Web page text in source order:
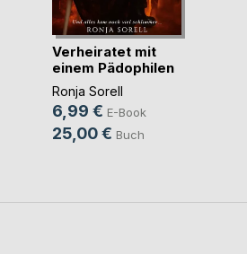
Verheiratet mit
einem Pädophilen
u(...)
Ronja Sorell
6,99 € E-Book
25,00 € Buch